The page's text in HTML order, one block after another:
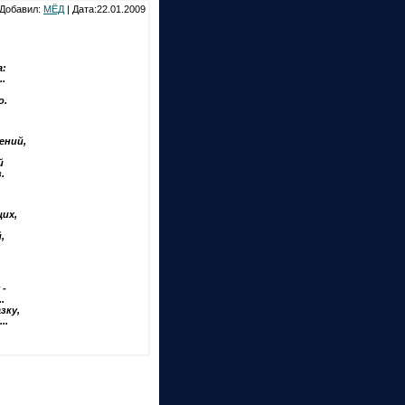
Добавил: МЁД | Дата:22.01.2009
-